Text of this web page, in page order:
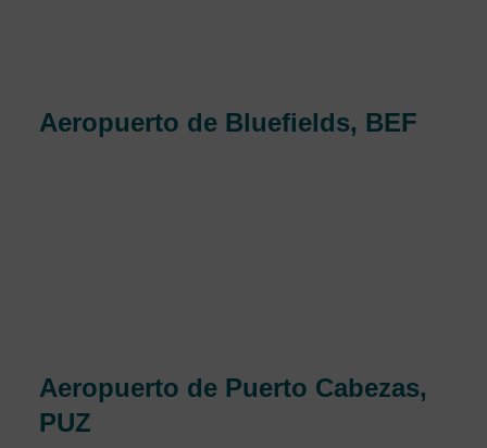
Aeropuerto de Bluefields, BEF
Aeropuerto de Puerto Cabezas,
PUZ